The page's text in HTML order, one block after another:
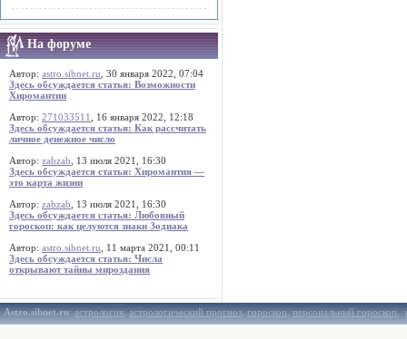
На форуме
Автор: astro.sibnet.ru , 30 января 2022, 07:04
Здесь обсуждается статья: Возможности
Хиромантии
Автор: 271033511
, 16 января 2022, 12:18
Здесь обсуждается статья: Как рассчитать
личное денежное число
Автор: zabzab , 13 июля 2021, 16:30
Здесь обсуждается статья: Хиромантия —
это карта жизни
Автор: zabzab , 13 июля 2021, 16:30
Здесь обсуждается статья: Любовный
гороскоп: как целуются знаки Зодиака
Автор: astro.sibnet.ru , 11 марта 2021, 00:11
Здесь обсуждается статья: Числа
открывают тайны мироздания
Astro.sibnet.ru:астрология,астрологический прогноз,гороскоп,персональный гороскоп,